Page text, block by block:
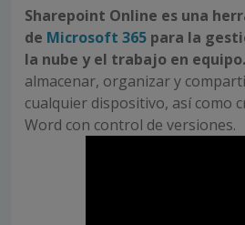
Sharepoint Online es una
de Microsoft 365 para la
la nube y el trabajo en equipo.
almacenar, organizar y
cualquier dispositivo, así como
Word con control de versiones.